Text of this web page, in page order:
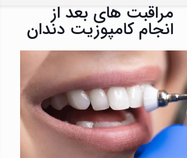
مراقبت‌ های بعد از
انجام کامپوزیت دندان